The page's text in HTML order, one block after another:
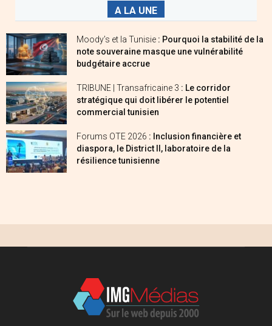
A LA UNE
Moody’s et la Tunisie : Pourquoi la stabilité de la
note souveraine masque une vulnérabilité
budgétaire accrue
TRIBUNE | Transafricaine 3 : Le corridor
stratégique qui doit libérer le potentiel
commercial tunisien
Forums OTE 2026 : Inclusion financière et
diaspora, le District II, laboratoire de la
résilience tunisienne